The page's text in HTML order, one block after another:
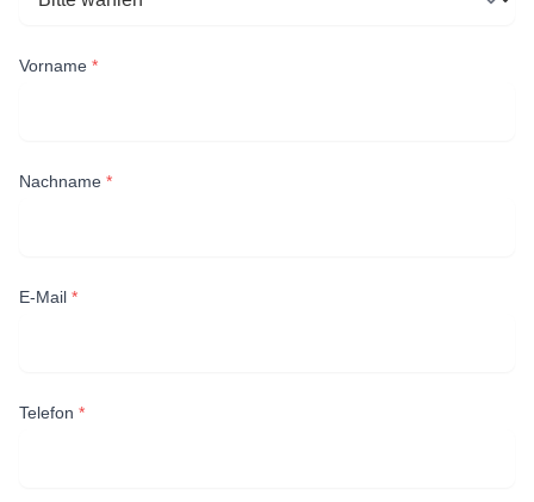
Vorname *
Nachname *
E-Mail *
Telefon *